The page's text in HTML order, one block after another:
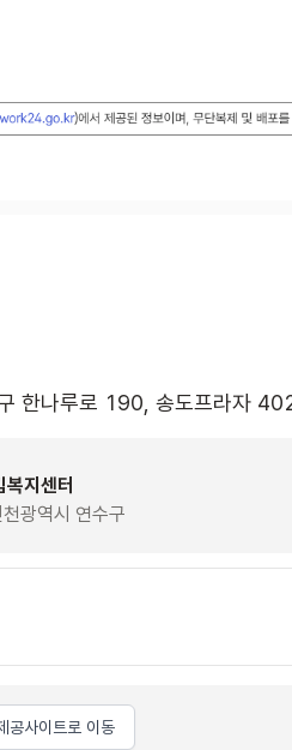
한나루로 190, 송도프라자
복지센터
광역시 연수구
공사이트로 이동